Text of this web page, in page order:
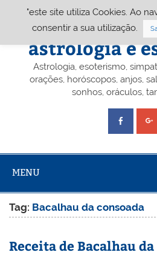
Portal A&E
astrologia e
Astrologia, esoterismo,
orações, horóscopos, anjos,
sonhos, oráculos,
MENU
Tag: Bacalhau da consoada
Receita de Bacalhau
"este site utiliza Cookies. Ao
consentir a sua utilização.